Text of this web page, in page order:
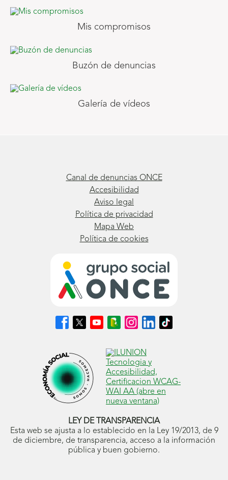
Mis compromisos
Buzón de denuncias
Galería de vídeos
Canal de denuncias ONCE
Accesibilidad
Aviso legal
Política de privacidad
Mapa Web
Política de cookies
Síguenos
en
abrirá
en
ventana
nueva)
Síguenos
en
abrirá
en
ventana
nueva)
Síguenos
en
abrirá
en
ventana
nueva)
Síguenos
en
Blog
ONCE
(se
abrirá
en
ventana
nueva)
Síguenos
en
(se
abrirá
en
ventana
nueva)
Síguenos
en
(se
abrirá
en
ventana
nueva)
Síguenos
en
ventana
nueva)
LEY DE TRANSPARENCIA
Esta web se ajusta a lo establecido en la Ley 19/2013, de 9
de diciembre, de transparencia, acceso a la información
pública y buen gobierno.